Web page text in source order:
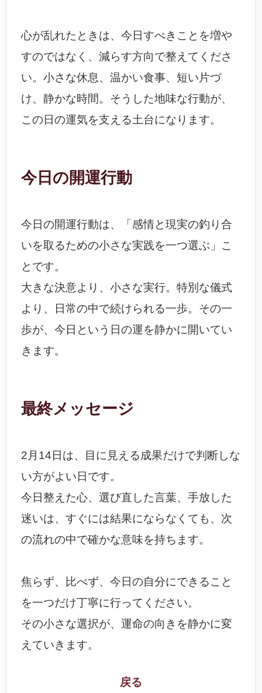
心が乱れたときは、今日すべきことを増や
すのではなく、減らす方向で整えてくださ
い。小さな休息、温かい食事、短い片づ
け、静かな時間。そうした地味な行動が、
この日の運気を支える土台になります。
今日の開運行動
今日の開運行動は、「感情と現実の釣り合
いを取るための小さな実践を一つ選ぶ」こ
とです。
大きな決意より、小さな実行。特別な儀式
より、日常の中で続けられる一歩。その一
歩が、今日という日の運を静かに開いてい
きます。
最終メッセージ
2月14日は、目に見える成果だけで判断しな
い方がよい日です。
今日整えた心、選び直した言葉、手放した
迷いは、すぐには結果にならなくても、次
の流れの中で確かな意味を持ちます。
焦らず、比べず、今日の自分にできること
を一つだけ丁寧に行ってください。
その小さな選択が、運命の向きを静かに変
えていきます。
戻る